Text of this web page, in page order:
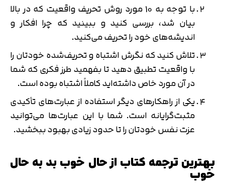
با توجه به 10 مورد روش تحریف واقعیت که در بالا
بیان شد، بررسی کنید و ببینید که چرا افکار و
اندیشه‌های خود را تحریف می‌کنید.
تلاش کنید که نگرش اشتباه و تحریف‌شده خودتان را
با واقعیت تطبیق دهید تا بفهمید طرز فکری که شما
در آن مورد خاص داشته‌اید کاملاً اشتباه بوده است.
یکی از راهکارهای دیگر استفاده از عبارت‌های تأکیدی
مثبت‌گرایانه است. شما با این عبارت‌ها می‌توانید
عزت نفس خودتان را تا حدود زیادی بهبود ببخشید.
بهترین ترجمه کتاب از حال خوب بد به حال
خوب